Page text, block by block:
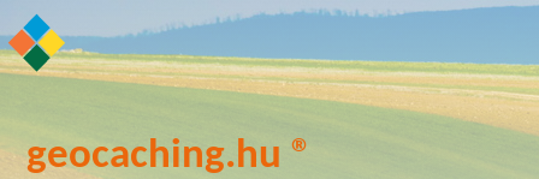
geocaching.hu ®